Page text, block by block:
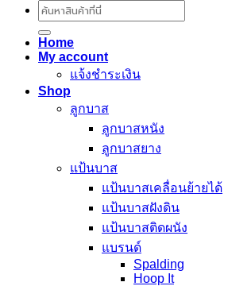
ค้นหา:
Home
My account
แจ้งชำระเงิน
Shop
ลูกบาส
ลูกบาสหนัง
ลูกบาสยาง
แป้นบาส
แป้นบาสเคลื่อนย้ายได้
แป้นบาสฝังดิน
แป้นบาสติดผนัง
แบรนด์
Spalding
Hoop It